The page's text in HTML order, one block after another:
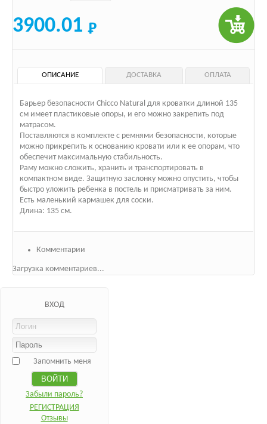
3900.01
ОПИСАНИЕ ДОСТАВКА ОПЛАТА
Барьер безопасности Сhicco Natural для кроватки длиной 135
см имеет пластиковые опоры, и его можно закрепить под
матрасом.
Поставляются в комплекте с ремнями безопасности, которые
можно прикрепить к основанию кровати или к ее опорам, что
обеспечит максимальную стабильность.
Раму можно сложить, хранить и транспортировать в
компактном виде. Защитную заслонку можно опустить, чтобы
быстро уложить ребенка в постель и присматривать за ним.
Есть маленький кармашек для соски.
Длина: 135 см.
Комментарии
Загрузка комментариев...
ВХОД
Запомнить меня
Забыли пароль?
РЕГИСТРАЦИЯ
Отзывы